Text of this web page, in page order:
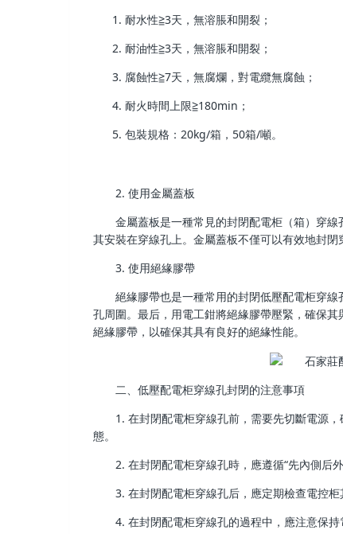
耐水性≧3天，無溶脹和開裂；
耐油性≧3天，無溶脹和開裂；
腐蝕性≧7天，無腐爛，對電纜無腐蝕；
耐火時間上限≧180min；
包裝規格：20kg/箱，50箱/噸。
2. 使用金屬蓋板
金屬蓋板是一種常見的封閉配電柜（箱）穿線
其安裝在穿線孔上。金屬蓋板不僅可以有效地封閉
3. 使用絕緣膠帶
絕緣膠帶也是一種常用的封閉低壓配電柜穿
孔周圍。最后，用電工鉗將絕緣膠帶壓緊，確保
絕緣膠帶，以確保其具有良好的絕緣性能。
二、低壓配電柜穿線孔封閉的注意事項
1. 在封閉配電柜穿線孔前，需要先切斷電源
態。
2. 在封閉配電柜穿線孔時，應遵循“先內側后
3. 在封閉配電柜穿線孔后，應定期檢查電控
4. 在封閉配電柜穿線孔的過程中，應注意保